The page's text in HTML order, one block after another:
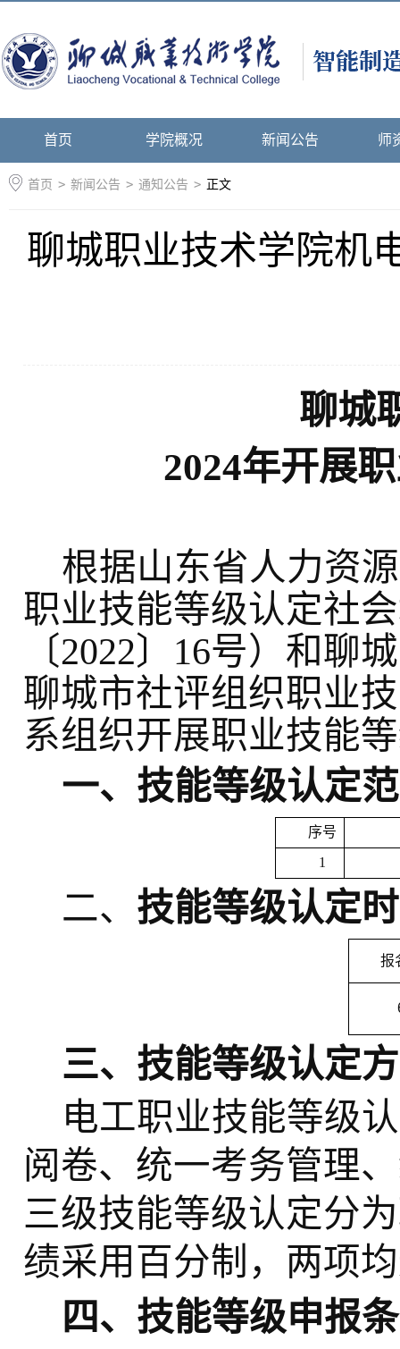
首页 学院概况 新闻公告 师
首页 > 新闻公告 > 通知公告 > 正文
聊城职业技术学院机
聊城
2024年开展
根据山东省人力资
职业技能等级认定社
〔2022〕16号）和聊
聊城市社评组织职业
系组织开展职业技能
一、技能等级认定
序号
1
二、 技能等级认定
报
三、技能等级认定
电工职业技能等级
阅卷、统一考务管理
三级技能等级认定分
绩采用百分制，两项
四、技能等级申报